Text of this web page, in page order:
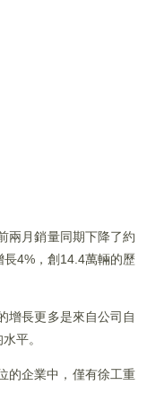
兩月銷量同期下降了約
4%，創14.4萬輛的歷
增長更多是來自公司自
平。
的企業中，僅有徐工重